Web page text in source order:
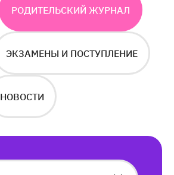
РОДИТЕЛЬСКИЙ ЖУРНАЛ
ЭКЗАМЕНЫ И ПОСТУПЛЕНИЕ
НОВОСТИ